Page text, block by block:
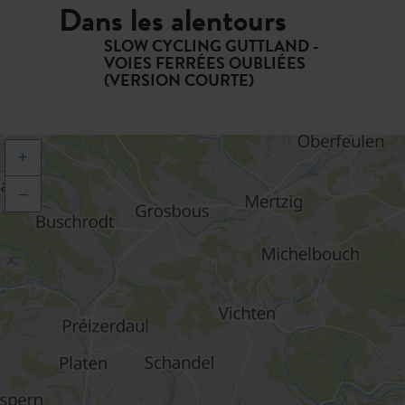
Dans les alentours
SLOW CYCLING GUTTLAND -
VOIES FERRÉES OUBLIÉES
(VERSION COURTE)
+
–